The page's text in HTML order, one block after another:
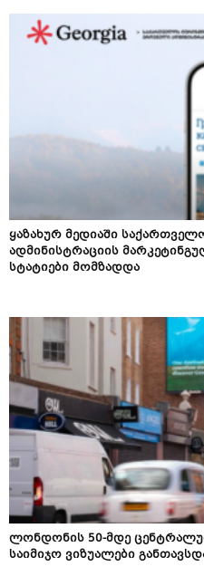
ყაზახურ მედიაში
ადმინისტრაციის
სტატიები მომზადდა
ლონდონის 50-მდე
საიმიჯო ვიზუალები